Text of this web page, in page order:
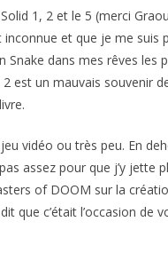
1, 2 et le 5 (merci
inconnue et que je me
Snake dans mes rêves les
est un mauvais souvenir
jeu vidéo ou très peu. En
assez pour que j’y jette
of DOOM sur la
que c’était l’occasion de